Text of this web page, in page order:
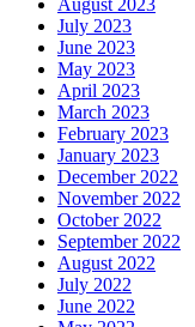
August 2023
July 2023
June 2023
May 2023
April 2023
March 2023
February 2023
January 2023
December 2022
November 2022
October 2022
September 2022
August 2022
July 2022
June 2022